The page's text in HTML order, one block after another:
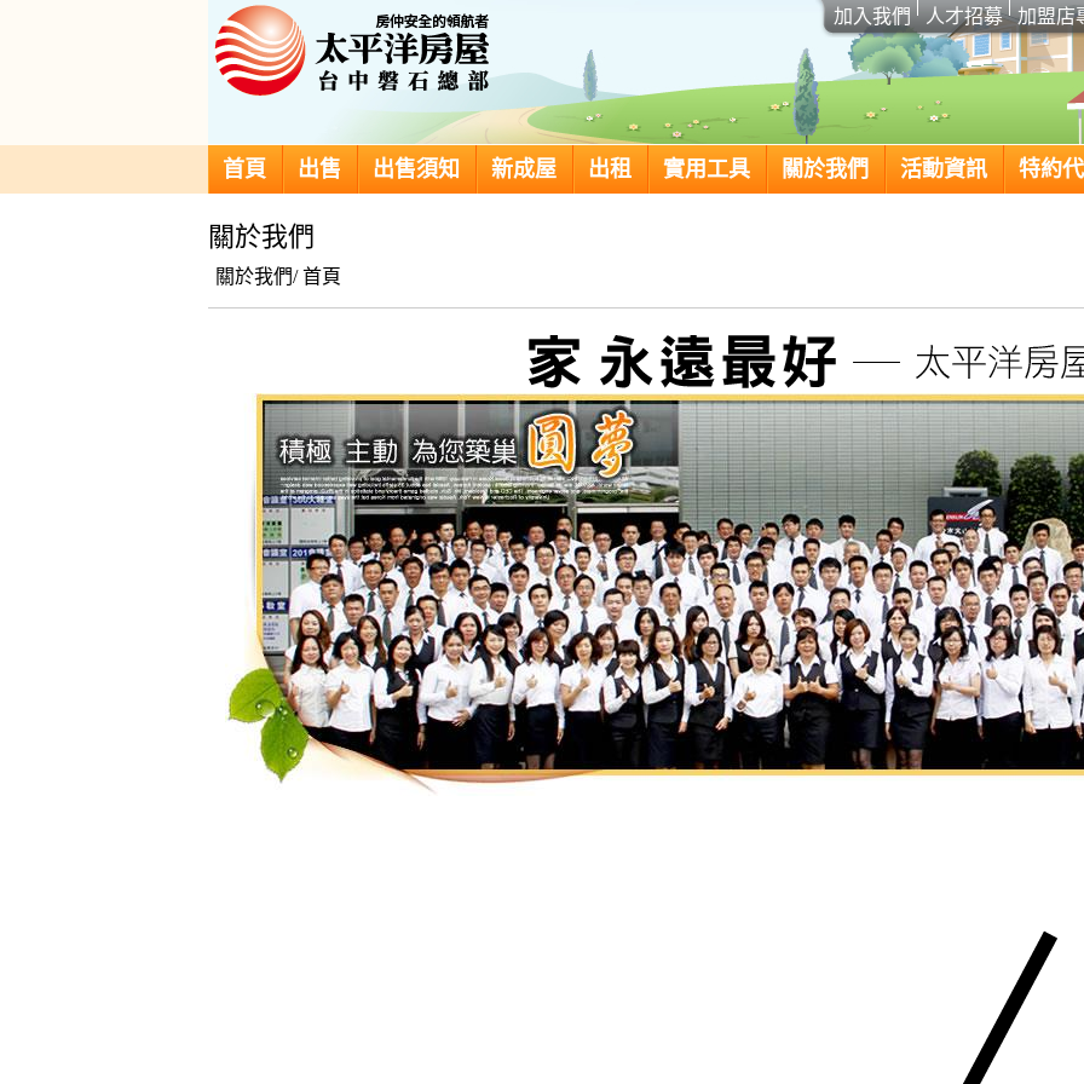
加入我們 人才招募 加盟店
首頁 出售 出售須知 新成屋 出租 實用工具 關於我們 活動資訊 特約
關於我們
關於我們/首頁